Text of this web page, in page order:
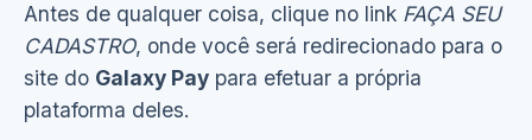
Antes de qualquer coisa, clique no link FAÇA SEU
CADASTRO, onde você será redirecionado para o
site do Galaxy Pay para efetuar a própria
plataforma deles.